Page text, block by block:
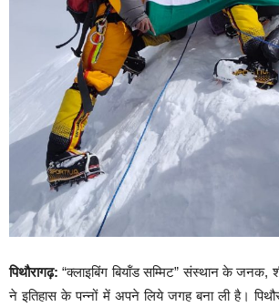
पिथौरागढ़: “क्लाइबिंग बियॉंड सम्मिट” संस्थान के जनक,
ने इतिहास के पन्नों में अपने लिये जगह बना ली है।